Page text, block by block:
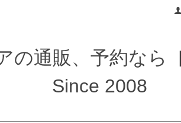
の通販、予約なら
Since 2008